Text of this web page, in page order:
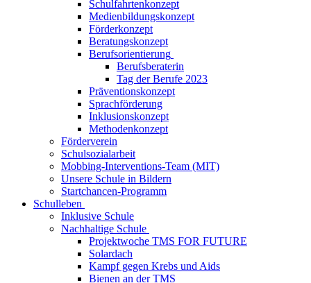
Schulfahrtenkonzept
Medienbildungskonzept
Förderkonzept
Beratungskonzept
Berufsorientierung
Berufsberaterin
Tag der Berufe 2023
Präventionskonzept
Sprachförderung
Inklusionskonzept
Methodenkonzept
Förderverein
Schulsozialarbeit
Mobbing-Interventions-Team (MIT)
Unsere Schule in Bildern
Startchancen-Programm
Schulleben
Inklusive Schule
Nachhaltige Schule
Projektwoche TMS FOR FUTURE
Solardach
Kampf gegen Krebs und Aids
Bienen an der TMS